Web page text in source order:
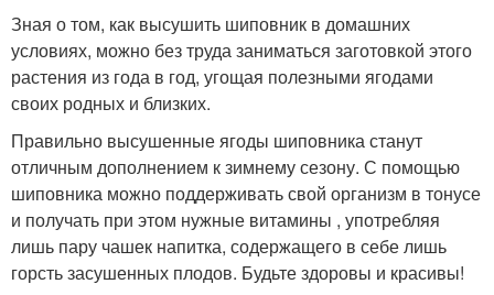
Зная о том, как высушить шиповник в домашних
условиях, можно без труда заниматься заготовкой этого
растения из года в год, угощая полезными ягодами
своих родных и близких.
Правильно высушенные ягоды шиповника станут
отличным дополнением к зимнему сезону. С помощью
шиповника можно поддерживать свой организм в тонусе
и получать при этом нужные витамины , употребляя
лишь пару чашек напитка, содержащего в себе лишь
горсть засушенных плодов. Будьте здоровы и красивы!